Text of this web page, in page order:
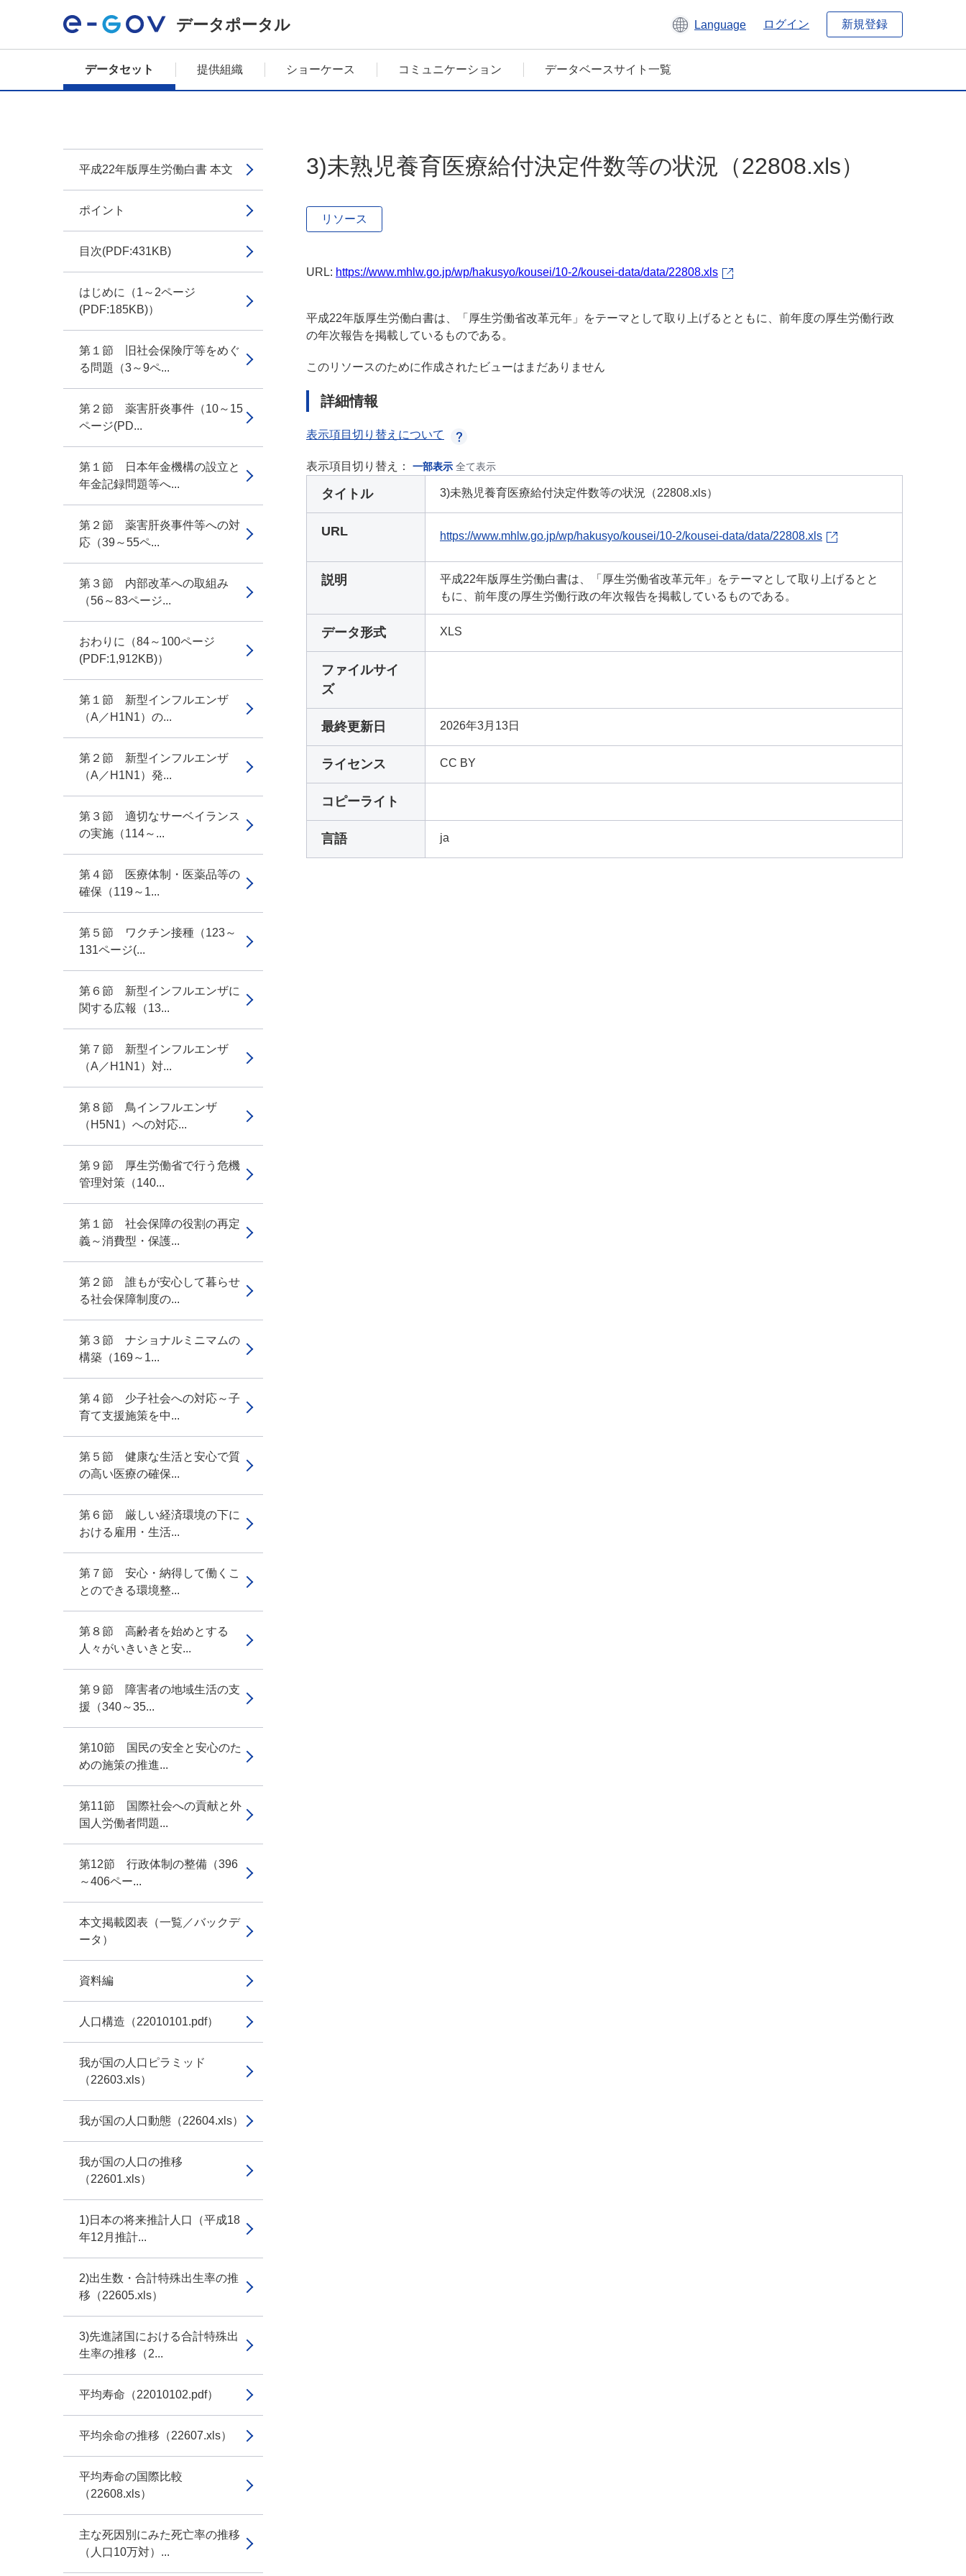
データポータル Language ログイン 新規登録
データセット 提供組織 ショーケース コミュニケーション データベースサイト一覧
平成22年版厚生労働白書 本文
ポイント
目次(PDF:431KB)
はじめに（1～2ページ
(PDF:185KB)）
第１節 旧社会保険庁等をめぐ
る問題（3～9ペ...
第２節 薬害肝炎事件（10～15
ページ(PD...
第１節 日本年金機構の設立と
年金記録問題等へ...
第２節 薬害肝炎事件等への対
応（39～55ペ...
第３節 内部改革への取組み
（56～83ページ...
おわりに（84～100ページ
(PDF:1,912KB)）
第１節 新型インフルエンザ
（A／H1N1）の...
第２節 新型インフルエンザ
（A／H1N1）発...
第３節 適切なサーベイランス
の実施（114～...
第４節 医療体制・医薬品等の
確保（119～1...
第５節 ワクチン接種（123～
131ページ(...
第６節 新型インフルエンザに
関する広報（13...
第７節 新型インフルエンザ
（A／H1N1）対...
第８節 鳥インフルエンザ
（H5N1）への対応...
第９節 厚生労働省で行う危機
管理対策（140...
第１節 社会保障の役割の再定
義～消費型・保護...
第２節 誰もが安心して暮らせ
る社会保障制度の...
第３節 ナショナルミニマムの
構築（169～1...
第４節 少子社会への対応～子
育て支援施策を中...
第５節 健康な生活と安心で質
の高い医療の確保...
第６節 厳しい経済環境の下に
おける雇用・生活...
第７節 安心・納得して働くこ
とのできる環境整...
第８節 高齢者を始めとする
人々がいきいきと安...
第９節 障害者の地域生活の支
援（340～35...
第10節 国民の安全と安心のた
めの施策の推進...
第11節 国際社会への貢献と外
国人労働者問題...
第12節 行政体制の整備（396
～406ペー...
本文掲載図表（一覧／バックデ
ータ）
資料編
人口構造（22010101.pdf）
我が国の人口ピラミッド
（22603.xls）
我が国の人口動態（22604.xls）
我が国の人口の推移
（22601.xls）
1)日本の将来推計人口（平成18
年12月推計...
2)出生数・合計特殊出生率の推
移（22605.xls）
3)先進諸国における合計特殊出
生率の推移（2...
平均寿命（22010102.pdf）
平均余命の推移（22607.xls）
平均寿命の国際比較
（22608.xls）
主な死因別にみた死亡率の推移
（人口10万対）...
3)未熟児養育医療給付決定件数等の状況（22808.xls）
リソース
URL: https://www.mhlw.go.jp/wp/hakusyo/kousei/10-2/kousei-data/data/22808.xls
平成22年版厚生労働白書は、「厚生労働省改革元年」をテーマとして取り上げるとともに、前年度の厚生労働行政
の年次報告を掲載しているものである。
このリソースのために作成されたビューはまだありません
詳細情報
表示項目切り替えについて
表示項目切り替え： 一部表示 全て表示
タイトル 3)未熟児養育医療給付決定件数等の状況（22808.xls）
URL https://www.mhlw.go.jp/wp/hakusyo/kousei/10-2/kousei-data/data/22808.xls
説明
平成22年版厚生労働白書は、「厚生労働省改革元年」をテーマとして取り上げるとと
もに、前年度の厚生労働行政の年次報告を掲載しているものである。
データ形式 XLS
ファイルサイ
ズ
最終更新日 2026年3月13日
ライセンス CC BY
コピーライト
言語 ja